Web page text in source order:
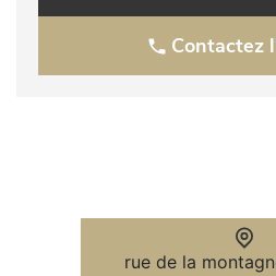
Contactez
rue de la